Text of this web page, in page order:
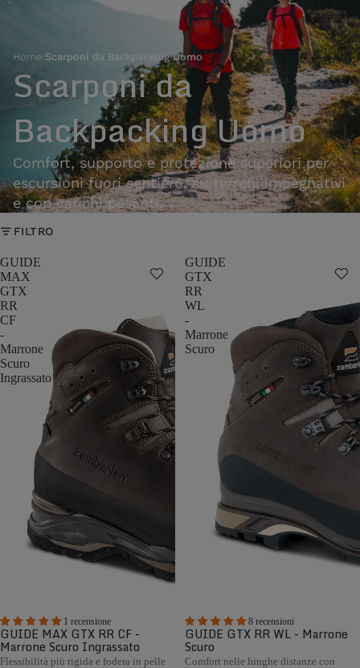
Home Scarponi da Backpacking Uomo
Scarponi da
Backpacking Uomo
Comfort, supporto e protezione superiori per
escursioni fuori sentiero, su terreni impegnativi
e con carichi pesanti.
FILTRO
GUIDE
MAX
GTX
RR
CF
-
Marrone
Scuro
Ingrassato
1 recensione
GUIDE MAX GTX RR CF -
Marrone Scuro Ingrassato
Flessibilità più rigida e fodera in pelle
GUIDE
GTX
RR
WL
-
Marrone
Scuro
8 recensioni
GUIDE GTX RR WL - Marrone
Scuro
Comfort nelle lunghe distanze con